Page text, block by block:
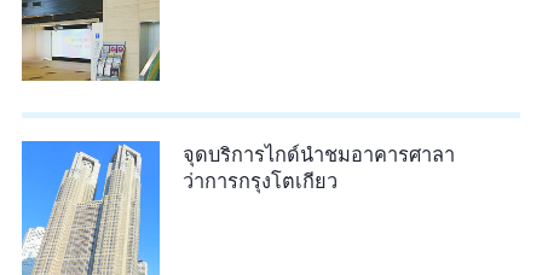
จุดบริการไกด์นำชมอาคารศาลา
ว่าการกรุงโตเกียว